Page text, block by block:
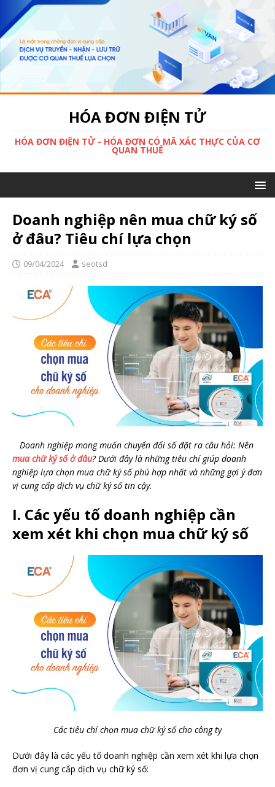
HÓA ĐƠN ĐIỆN TỬ
HÓA ĐƠN ĐIỆN TỬ - HÓA ĐƠN CÓ MÃ XÁC THỰC CỦA CƠ
QUAN THUẾ
Doanh nghiệp nên mua chữ ký số
ở đâu? Tiêu chí lựa chọn
09/04/2024 seotsd
Doanh nghiệp mong muốn chuyển đổi số đặt ra câu hỏi: Nên
mua chữ ký số ở đâu? Dưới đây là những tiêu chí giúp doanh
nghiệp lựa chọn mua chữ ký số phù hợp nhất và những gợi ý đơn
vị cung cấp dịch vụ chữ ký số tin cậy.
I. Các yếu tố doanh nghiệp cần
xem xét khi chọn mua chữ ký số
Các tiêu chí chọn mua chữ ký số cho công ty
Dưới đây là các yếu tố doanh nghiệp cần xem xét khi lựa chọn
đơn vị cung cấp dịch vụ chữ ký số: